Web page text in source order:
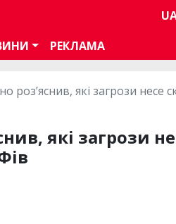
РЕКЛАМА
розʼяснив, які загрози
які загрози